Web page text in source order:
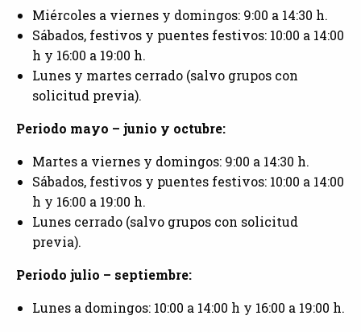
Miércoles a viernes y domingos: 9:00 a 14:30 h.
Sábados, festivos y puentes festivos: 10:00 a 14:00
h y 16:00 a 19:00 h.
Lunes y martes cerrado (salvo grupos con
solicitud previa).
Periodo mayo – junio y octubre:
Martes a viernes y domingos: 9:00 a 14:30 h.
Sábados, festivos y puentes festivos: 10:00 a 14:00
h y 16:00 a 19:00 h.
Lunes cerrado (salvo grupos con solicitud
previa).
Periodo julio – septiembre:
Lunes a domingos: 10:00 a 14:00 h y 16:00 a 19:00 h.